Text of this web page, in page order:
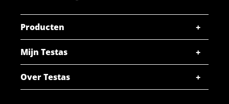
Producten
Mijn Testas
Over Testas